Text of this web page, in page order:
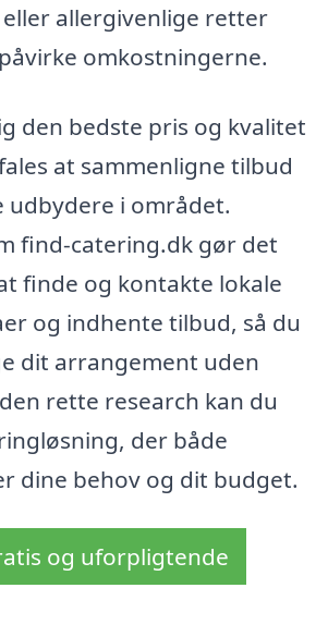
allergivenlige retter
omkostningerne.
den bedste pris og kvalitet
at sammenligne tilbud
udbydere i området.
find-catering.dk gør det
finde og kontakte lokale
og indhente tilbud, så du
dit arrangement uden
rette research kan du
der både
dine behov og dit budget.
og uforpligtende